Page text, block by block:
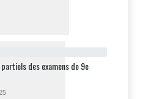
des examens de 9e